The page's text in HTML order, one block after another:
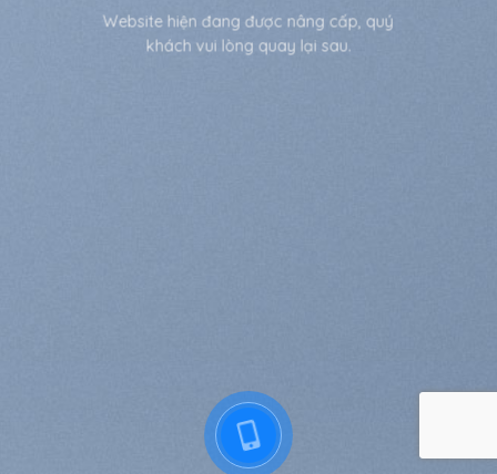
Website hiện đang được nâng cấp, quý
khách vui lòng quay lại sau.